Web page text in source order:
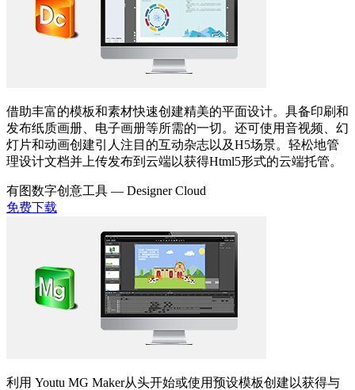
借助丰富的模板和素材快速创建精美的平面设计。具备印刷和
发布纸质画册、电子画册等所需的一切。还可使用音视频、幻
灯片和动画创建引人注目的互动杂志以及H5场景。轻松地管
理设计文档并上传发布到云端以获得Html5形式的云端托管。
有图数字创意工具 — Designer Cloud
免费下载
利用 Youtu MG Maker从头开始或使用预设模板创建以获得与